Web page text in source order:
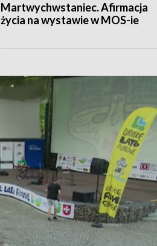
Martwychwstaniec. Afirmacja
życia na wystawie w MOS-ie